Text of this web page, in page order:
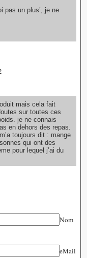
pas un plus’, je ne
mais cela fait
sur toutes ces
je ne connais
en dehors des repas.
toujours dit : mange
qui ont des
pour lequel j’ai du
Nom
eMail